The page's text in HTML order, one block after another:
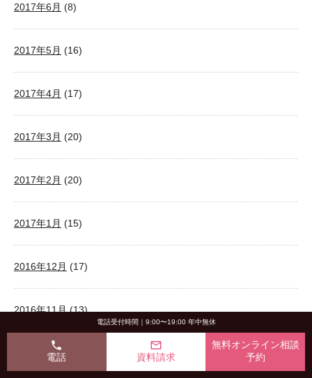
2017年6月 (8)
2017年5月 (16)
2017年4月 (17)
2017年3月 (20)
2017年2月 (20)
2017年1月 (15)
2016年12月 (17)
2016年11月(13)
2016年10月
電話受付時間｜9:00〜19:00 年中無休
phone
電話
mail_outline
資料請求
無料オンライン相談
予約